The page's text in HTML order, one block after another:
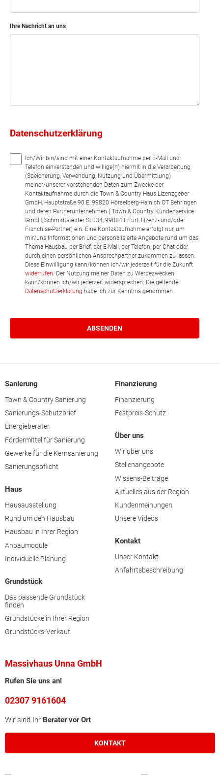
Ihre Nachricht an uns
Datenschutzerklärung
Ich/Wir bin/sind mit einer Kontaktaufnahme per E-Mail und
Telefon einverstanden und willige(n) hiermit in die Verarbeitung
(Speicherung, Verwendung, Nutzung und Übermittlung)
meiner/unserer vorstehenden Daten zum Zwecke der
Kontaktaufnahme durch die Town & Country Haus Lizenzgeber
GmbH, Hauptstraße 90 E, 99820 Hörselberg-Hainich OT Behringen
und deren Partnerunternehmen ( Town & Country Kundenservice
GmbH, Schmidtstedter Str. 34, 99084 Erfurt, Lizenz- und/oder
Franchise-Partner) ein. Eine Kontaktaufnahme erfolgt nur, um
mir/uns Informationen und personalisierte Angebote rund um das
Thema Hausbau per Brief, per E-Mail, per Telefon, per Chat oder
durch einen persönlichen Ansprechpartner zukommen zu lassen.
Diese Einwilligung kann/können ich/wir jederzeit für die Zukunft
widerrufen . Der Nutzung meiner Daten zu Werbezwecken
kann/können ich/wir jederzeit widersprechen. Die geltende
Datenschutzerklärung habe ich zur Kenntnis genommen.
Sanierung
Town & Country Sanierung
Sanierungs-Schutzbrief
Energieberater
Fördermittel für Sanierung
Gewerke für die Kernsanierung
Sanierungspflicht
Haus
Hausausstellung
Rund um den Hausbau
Hausbau in Ihrer Region
Anbaumodule
Individuelle Planung
Grundstück
Das passende Grundstück
finden
Grundstücke in Ihrer Region
Grundstücks-Verkauf
Finanzierung
Finanzierung
Festpreis-Schutz
Über uns
Wir über uns
Stellenangebote
Wissens-Beiträge
Aktuelles aus der Region
Kundenmeinungen
Unsere Videos
Kontakt
Unser Kontakt
Anfahrtsbeschreibung
Massivhaus Unna GmbH
Rufen Sie uns an!
02307 9161604
Wir sind Ihr Berater vor Ort
KONTAKT